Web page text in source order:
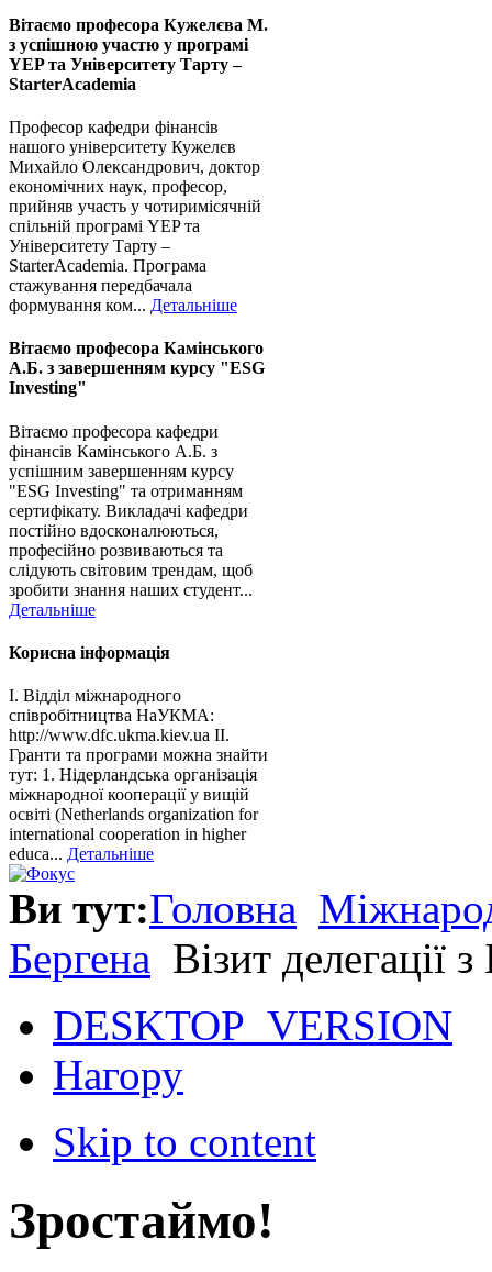
Вітаємо професора Кужелєва М.
з успішною участю у програмі
YEP та Університету Тарту –
StarterAcademia
Професор кафедри фінансів
нашого університету Кужелєв
Михайло Олександрович, доктор
економічних наук, професор,
прийняв участь у чотиримісячній
спільній програмі YEP та
Університету Тарту –
StarterAcademia. Програма
стажування передбачала
формування ком... Детальніше
Вітаємо професора Камінського
А.Б. з завершенням курсу "ESG
Investing"
Вітаємо професора кафедри
фінансів Камінського А.Б. з
успішним завершенням курсу
"ESG Investing" та отриманням
сертифікату. Викладачі кафедри
постійно вдосконалюються,
професійно розвиваються та
слідують світовим трендам, щоб
зробити знання наших студент...
Детальніше
Корисна інформація
І. Відділ міжнародного
співробітництва НаУКМА:
http://www.dfc.ukma.kiev.ua ІІ.
Гранти та програми можна знайти
тут: 1. Нідерландська організація
міжнародної кооперації у вищій
освіті (Netherlands organization for
international cooperation in higher
educa... Детальніше
Ви тут:Головна
Бергена Візит делегації
DESKTOP_VERSION
Нагору
Skip to content
Зростаймо!